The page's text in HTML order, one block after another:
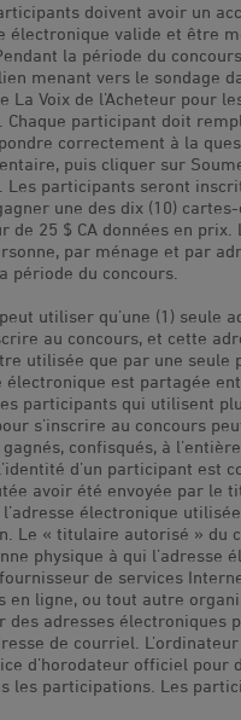
doivent avoir un
électronique valide et être
la période du
menant vers le sondage
La Voix de l’Acheteur pour
Chaque participant doit
correctement à la
puis cliquer sur
Les participants seront
une des dix (10) cartes-
de 25 $ CA données en
par ménage et par
période du concours.
utiliser qu’une (1) seule
au concours, et cette
utilisée que par une seule
électronique est partagée
participants qui utilisent
s’inscrire au concours
confisqués, à
d’un participant est
avoir été envoyée par le
électronique
Le « titulaire autorisé » du
physique à qui l’adresse
de services
en ligne, ou tout autre
des adresses électroniques
de courriel.
d’horodateur officiel pour
les participations. Les